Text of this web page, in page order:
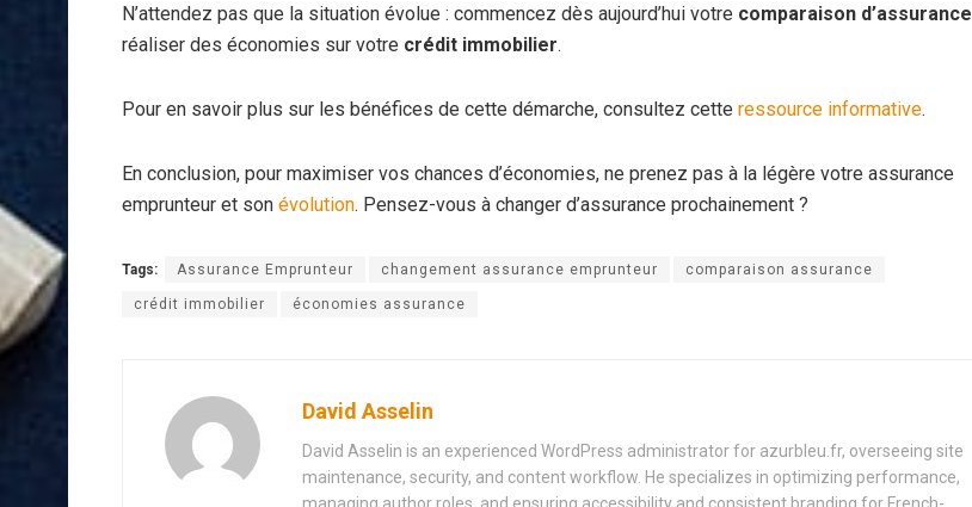
N’attendez pas que la situation évolue : commencez dès aujourd’hui votre comparaison d’assurance
réaliser des économies sur votre crédit immobilier.
Pour en savoir plus sur les bénéfices de cette démarche, consultez cette ressource informative.
En conclusion, pour maximiser vos chances d’économies, ne prenez pas à la légère votre assurance
emprunteur et son évolution. Pensez-vous à changer d’assurance prochainement ?
Tags: Assurance Emprunteur changement assurance emprunteur comparaison assurance
crédit immobilier économies assurance
David Asselin
David Asselin is an experienced WordPress administrator for azurbleu.fr, overseeing site
maintenance, security, and content workflow. He specializes in optimizing performance,
managing author roles, and ensuring accessibility and consistent branding for French-